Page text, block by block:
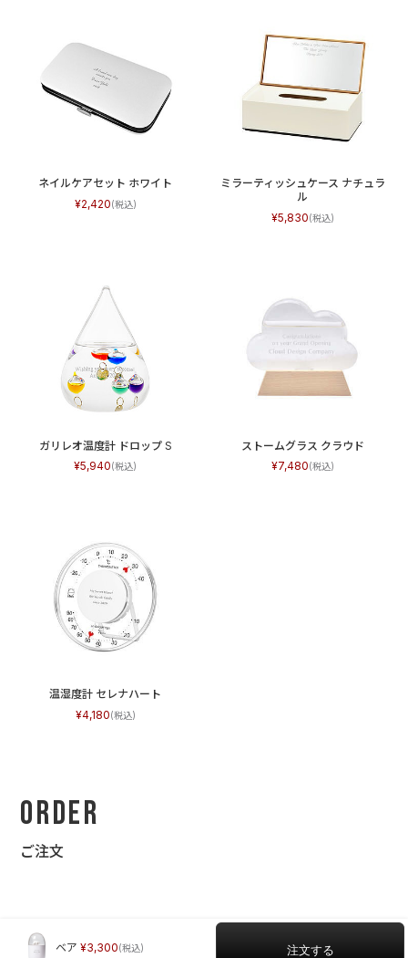
ネイルケアセット ホワイト
2,420
ミラーティッシュケース ナチュラ
ル
5,830
ガリレオ温度計 ドロップ S
5,940
ストームグラス クラウド
7,480
温湿度計 セレナハート
4,180
Order
ご注文
ベア 3,300